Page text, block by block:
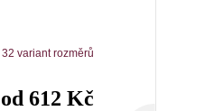
32 variant rozměrů
od 612 Kč